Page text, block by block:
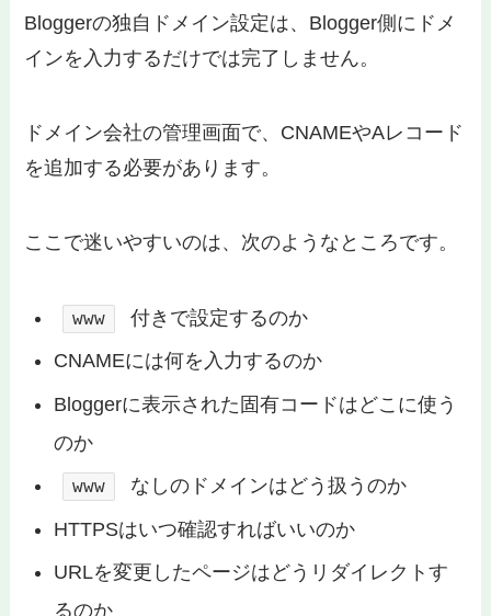
Bloggerの独自ドメイン設定は、Blogger側にドメ
インを入力するだけでは完了しません。
ドメイン会社の管理画面で、CNAMEやAレコード
を追加する必要があります。
ここで迷いやすいのは、次のようなところです。
www
付きで設定するのか
CNAMEには何を入力するのか
Bloggerに表示された固有コードはどこに使う
のか
www
なしのドメインはどう扱うのか
HTTPSはいつ確認すればいいのか
URLを変更したページはどうリダイレクトす
るのか